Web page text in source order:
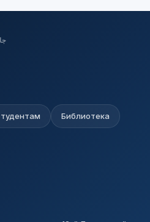
Библиотека